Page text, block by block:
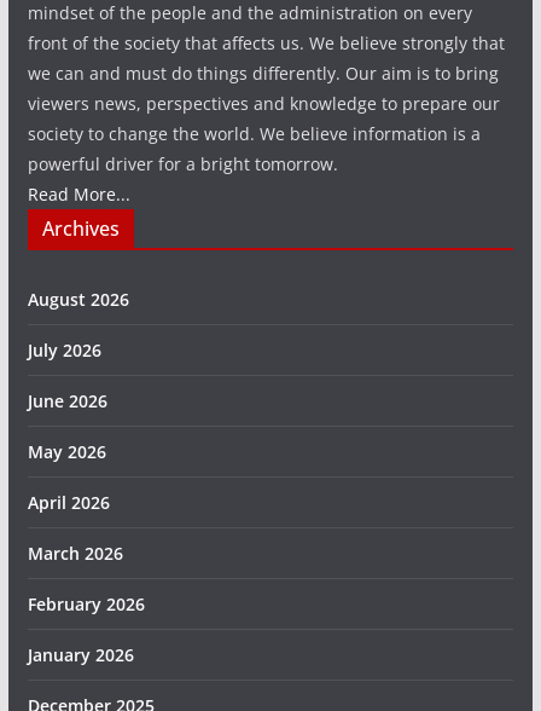
mindset of the people and the administration on every
front of the society that affects us. We believe strongly that
we can and must do things differently. Our aim is to bring
viewers news, perspectives and knowledge to prepare our
society to change the world. We believe information is a
powerful driver for a bright tomorrow.
Read More...
Archives
August 2026
July 2026
June 2026
May 2026
April 2026
March 2026
February 2026
January 2026
December 2025